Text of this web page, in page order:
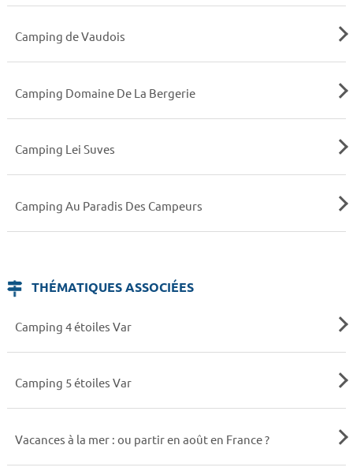
Camping de Vaudois
Camping Domaine De La Bergerie
Camping Lei Suves
Camping Au Paradis Des Campeurs
THÉMATIQUES ASSOCIÉES
Camping 4 étoiles Var
Camping 5 étoiles Var
Vacances à la mer : ou partir en août en France ?